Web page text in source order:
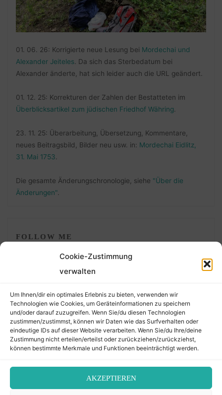
Cookie-Zustimmung
verwalten
Um Ihnen/dir ein optimales Erlebnis zu bieten, verwenden wir
Technologien wie Cookies, um Geräteinformationen zu speichern
und/oder darauf zuzugreifen. Wenn Sie/du diesen Technologien
zustimmen/zustimmst, können wir Daten wie das Surfverhalten oder
eindeutige IDs auf dieser Website verarbeiten. Wenn Sie/du Ihre/deine
Zustimmung nicht erteilen/erteilst oder zurückziehen/zurückziehst,
können bestimmte Merkmale und Funktionen beeinträchtigt werden.
AKZEPTIEREN
01. 06. 26: Korrigierte neue Lesung bei Mordechai und
Alexander Jeiteles . Da sich das Sterbedatum bei
Alexander änderte, hat sich leider auch die URL geändert.
01. 12. 25: Korrekturen der Zahlen der Bestatteten im
Überblicksartikel zum jüdischen Friedhof Währing
23. 11. 25: Überarbeitung, Übersetzung, Kommentare,
neues Beitragsbild, Bilder neu usw. in: Mordechai Eidlitz,
31. Mai 1753
Die gesamte Änderungschronologie, siehe "Über die
Änderungen".
FOLLOW ME
©2026 Der Transkribierer
Kontakt / Impressum
Back